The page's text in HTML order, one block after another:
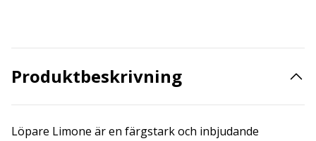
Produktbeskrivning
Löpare Limone är en färgstark och inbjudande